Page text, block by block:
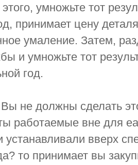
умножьте тот
принимает цену
умаление. Затем,
и умножьте тот
год.
не должны сделать
работаемые вне для
устанавливали вверх
то принимает вы